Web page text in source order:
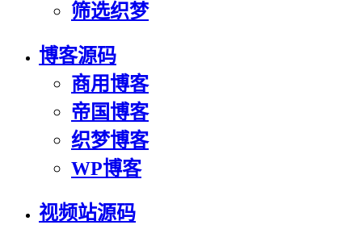
筛选织梦
博客源码
商用博客
帝国博客
织梦博客
WP博客
视频站源码